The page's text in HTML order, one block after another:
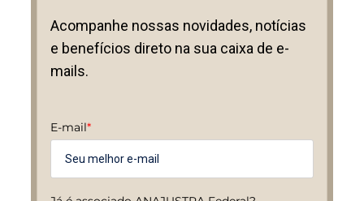
Acompanhe nossas novidades, notícias
e benefícios direto na sua caixa de e-
mails.
E-mail*